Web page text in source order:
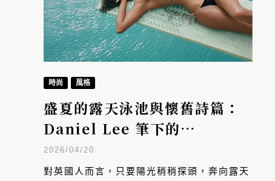
時尚 風格
盛夏的露天泳池與懷舊詩篇：
Daniel Lee 筆下的
Burberry，捕捉英倫夏日的
粼粼微光
2026/04/20
對英國人而言，只要陽光稍稍探頭，奔向露天